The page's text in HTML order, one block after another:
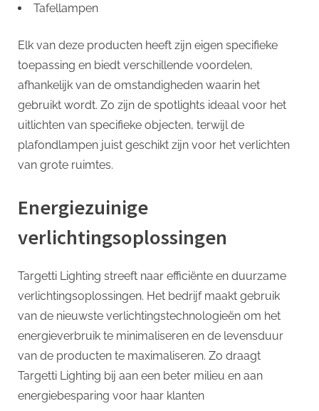
Tafellampen
Elk van deze producten heeft zijn eigen specifieke
toepassing en biedt verschillende voordelen,
afhankelijk van de omstandigheden waarin het
gebruikt wordt. Zo zijn de spotlights ideaal voor het
uitlichten van specifieke objecten, terwijl de
plafondlampen juist geschikt zijn voor het verlichten
van grote ruimtes.
Energiezuinige
verlichtingsoplossingen
Targetti Lighting streeft naar efficiënte en duurzame
verlichtingsoplossingen. Het bedrijf maakt gebruik
van de nieuwste verlichtingstechnologieën om het
energieverbruik te minimaliseren en de levensduur
van de producten te maximaliseren. Zo draagt
Targetti Lighting bij aan een beter milieu en aan
energiebesparing voor haar klanten